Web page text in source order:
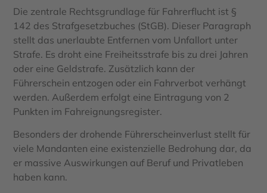
Die zentrale Rechtsgrundlage für Fahrerflucht ist §
142 des Strafgesetzbuches (StGB). Dieser Paragraph
stellt das unerlaubte Entfernen vom Unfallort unter
Strafe. Es droht eine Freiheitsstrafe bis zu drei Jahren
oder eine Geldstrafe. Zusätzlich kann der
Führerschein entzogen oder ein Fahrverbot verhängt
werden. Außerdem erfolgt eine Eintragung von 2
Punkten im Fahreignungsregister.
Besonders der drohende Führerscheinverlust stellt für
viele Mandanten eine existenzielle Bedrohung dar, da
er massive Auswirkungen auf Beruf und Privatleben
haben kann.